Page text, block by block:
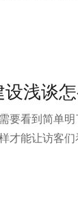
呢？
浅谈
要看到简单
才能让访客
化，百度还